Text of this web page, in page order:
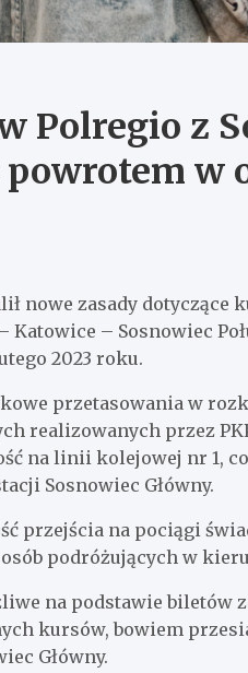
Polregio z
w
nowe zasady dotyczące
– Sosnowiec
2023 roku.
przetasowania w
realizowanych przez
na linii kolejowej nr 1,
Sosnowiec Główny.
przejścia na pociągi
podróżujących w
na podstawie biletów
kursów, bowiem
Główny.